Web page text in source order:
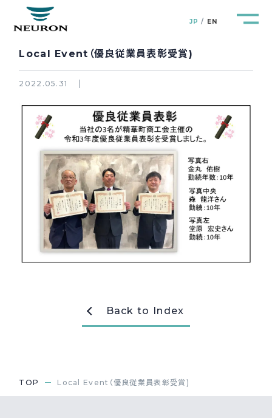
JP EN
管路防災研究所 Pipeline Resilience Lab.
企業情報 Company
製品＆サービス Products&Service
研究開発 R&D
新着情報 News&Topics
Local Event（優良従業員表彰受賞)
2022.05.31
Back to Index
TOP Local Event（優良従業員表彰受賞)